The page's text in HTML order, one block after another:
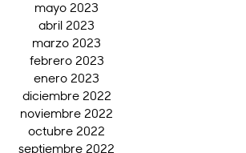
mayo 2023
abril 2023
marzo 2023
febrero 2023
enero 2023
diciembre 2022
noviembre 2022
octubre 2022
septiembre 2022